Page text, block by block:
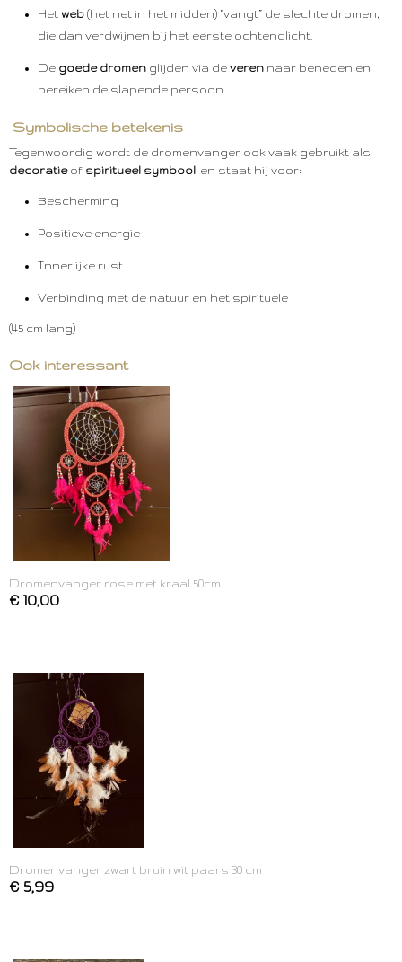
Het web (het net in het midden) “vangt” de slechte dromen,
die dan verdwijnen bij het eerste ochtendlicht.
De goede dromen glijden via de veren naar beneden en
bereiken de slapende persoon.
Symbolische betekenis
Tegenwoordig wordt de dromenvanger ook vaak gebruikt als
decoratieof spiritueel symbool, en staat hij voor:
Bescherming
Positieve energie
Innerlijke rust
Verbinding met de natuur en het spirituele
(45 cm lang)
Ook interessant
Dromenvanger rose met kraal 50cm
€ 10,00
Dromenvanger zwart bruin wit paars 30 cm
€ 5,99